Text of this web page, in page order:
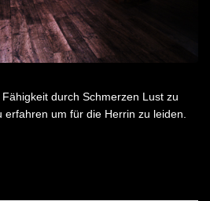
durch Schmerzen Lust zu
um für die Herrin zu leiden.